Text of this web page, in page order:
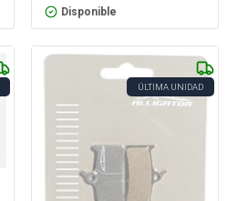
Disponible
ÚLTIMA UNIDAD